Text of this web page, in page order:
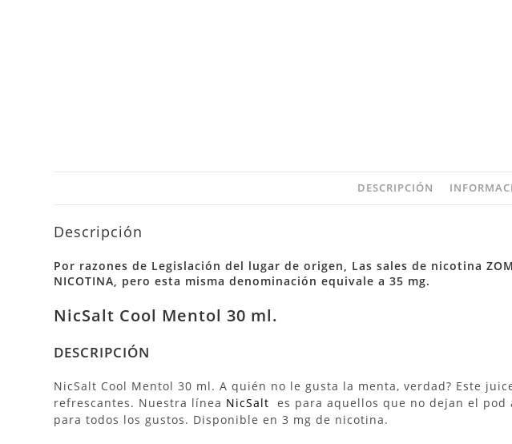
DESCRIPCIÓN
Descripción
Por razones de Legislación del lugar de origen, Las sales de nicotina
NICOTINA, pero esta misma denominación equivale a 35 mg.
NicSalt Cool Mentol 30 ml.
DESCRIPCIÓN
NicSalt Cool Mentol 30 ml. A quién no le gusta la menta, verdad? Este
refrescantes. Nuestra línea NicSalt es para aquellos que no dejan el
para todos los gustos. Disponible en 3 mg de nicotina.